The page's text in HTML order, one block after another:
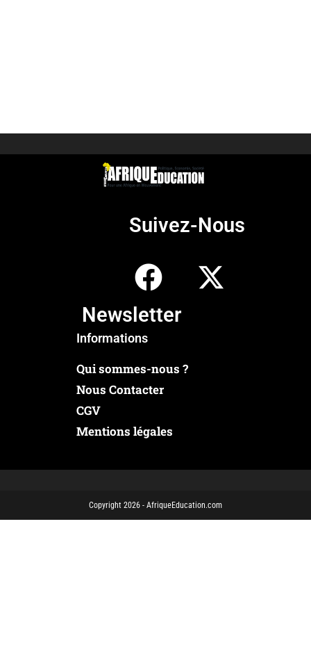
Suivez-Nous
Newsletter
Informations
Qui sommes-nous ?
Nous Contacter
CGV
Mentions légales
Copyright 2026 - AfriqueEducation.com